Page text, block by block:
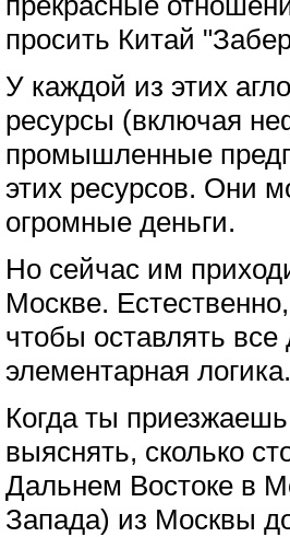
просить Китай
У каждой из этих
ресурсы (включая
промышленные
этих ресурсов. Они
огромные деньги.
Но сейчас им
Москве.
чтобы оставлять
элементарная логика.
Когда ты
выяснять, сколько
Дальнем Востоке в
Запада) из Москвы